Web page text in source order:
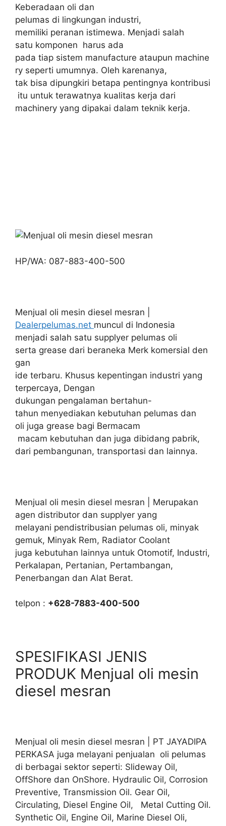
Keberadaan oli dan
pelumas di lingkungan industri,
memiliki peranan istimewa. Menjadi salah
satu komponen harus ada
pada tiap sistem manufacture ataupun machine
ry seperti umumnya. Oleh karenanya,
tak bisa dipungkiri betapa pentingnya kontribusi
itu untuk terawatnya kualitas kerja dari
machinery yang dipakai dalam teknik kerja.
HP/WA: 087-883-400-500
Menjual oli mesin diesel mesran |
Dealerpelumas.net muncul di Indonesia
menjadi salah satu supplyer pelumas oli
serta grease dari beraneka Merk komersial den
gan
ide terbaru. Khusus kepentingan industri yang
terpercaya, Dengan
dukungan pengalaman bertahun-
tahun menyediakan kebutuhan pelumas dan
oli juga grease bagi Bermacam
macam kebutuhan dan juga dibidang pabrik,
dari pembangunan, transportasi dan lainnya.
Menjual oli mesin diesel mesran | Merupakan
agen distributor dan supplyer yang
melayani pendistribusian pelumas oli, minyak
gemuk, Minyak Rem, Radiator Coolant
juga kebutuhan lainnya untuk Otomotif, Industri,
Perkalapan, Pertanian, Pertambangan,
Penerbangan dan Alat Berat.
telpon : +628-7883-400-500
SPESIFIKASI JENIS
PRODUK Menjual oli mesin
diesel mesran
Menjual oli mesin diesel mesran | PT JAYADIPA
PERKASA juga melayani penjualan oli pelumas
di berbagai sektor seperti: Slideway Oil,
OffShore dan OnShore. Hydraulic Oil, Corrosion
Preventive, Transmission Oil. Gear Oil,
Circulating, Diesel Engine Oil, Metal Cutting Oil.
Synthetic Oil, Engine Oil, Marine Diesel Oli,